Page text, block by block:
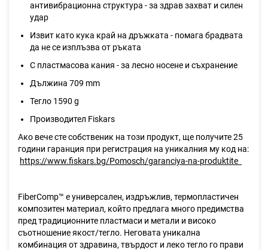
антивибрационна структура - за здрав захват и силен
удар
Извит като кука край на дръжката - помага брадвата
да не се изплъзва от ръката
С пластмасова кания - за лесно носене и съхранение
Дължина 709 mm
Тегло 1590 g
Производител Fiskars
Ако вече сте собственик на този продукт, ще получите 25
години гаранция при регистрация на уникалния му код на:
https://www.fiskars.bg/Pomosch/garanciya-na-produktite
FiberComp™ е универсален, издръжлив, термопластичен
композитен материал, който предлага много предимства
пред традиционните пластмаси и метали и високо
съотношение якост/тегло. Неговата уникална
комбинация от здравина, твърдост и леко тегло го прави